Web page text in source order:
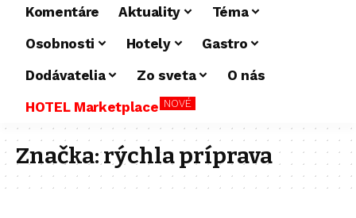
Komentáre Aktuality
Téma
Osobnosti
Hotely
Gastro
Dodávatelia
Zo sveta
O nás
HOTEL Marketplace NOVÉ
Značka:rýchla príprava